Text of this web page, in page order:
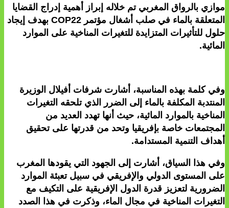
موازي بالرواق المغربي تم خلاله إبراز أهمية إدراج القضايا
المتعلقة بالماء في صلب أشغال مؤتمر COP22 بهدف إيجاد
حلول للتأثيرات المتزايدة للتغيرات المناخية على الموارد
المائية.
وفي كلمة بهذه المناسبة، أشارت شرفات أفيلال الوزيرة
المنتدبة المكلفة بالماء إلى الضرر الذي تلحقه التغيرات
المناخية بالموارد المائية، حيث أنها تهدد العديد من
المجتمعات خاصة بإفريقيا وتحد من قدرتها على تحقيق
أهداف التنمية المستدامة.
وفي هذا السياق، أشارت إلى الجهود التي يقودها المغرب
على المستوى الدولي والإفريقي في سبيل تعبئة الموارد
الضرورية لتعزيز قدرة الدول الإفريقية على التكيف مع
التغيرات المناخية في مجال الماء، وذكرت في هذا الصدد